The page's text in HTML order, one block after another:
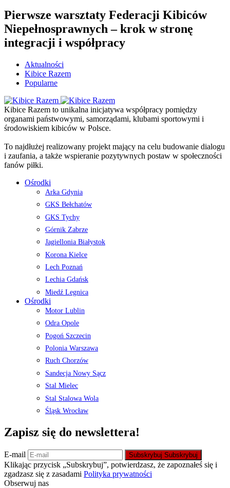
Pierwsze warsztaty Federacji Kibiców
Niepełnosprawnych – krok w stronę
integracji i współpracy
Aktualności
Kibice Razem
Popularne
Kibice Razem to unikalna inicjatywa współpracy pomiędzy
organami państwowymi, samorządami, klubami sportowymi i
środowiskiem kibiców w Polsce.
To najdłużej realizowany projekt mający na celu budowanie dialogu
i zaufania, a także wspieranie pozytywnych postaw w społeczności
fanów piłki.
Ośrodki
Arka Gdynia
GKS Bełchatów
GKS Tychy
Górnik Zabrze
Jagiellonia Białystok
Korona Kielce
Lech Poznań
Lechia Gdańsk
Miedź Legnica
Ośrodki
Motor Lublin
Odra Opole
Pogoń Szczecin
Polonia Warszawa
Ruch Chorzów
Sandecja Nowy Sącz
Stal Mielec
Stal Stalowa Wola
Śląsk Wrocław
Zapisz się do newslettera!
E-mail Subskrybuj Subskrybuj
Klikając przycisk „Subskrybuj”, potwierdzasz, że zapoznałeś się i
zgadzasz się z zasadami Polityka prywatności
Obserwuj nas